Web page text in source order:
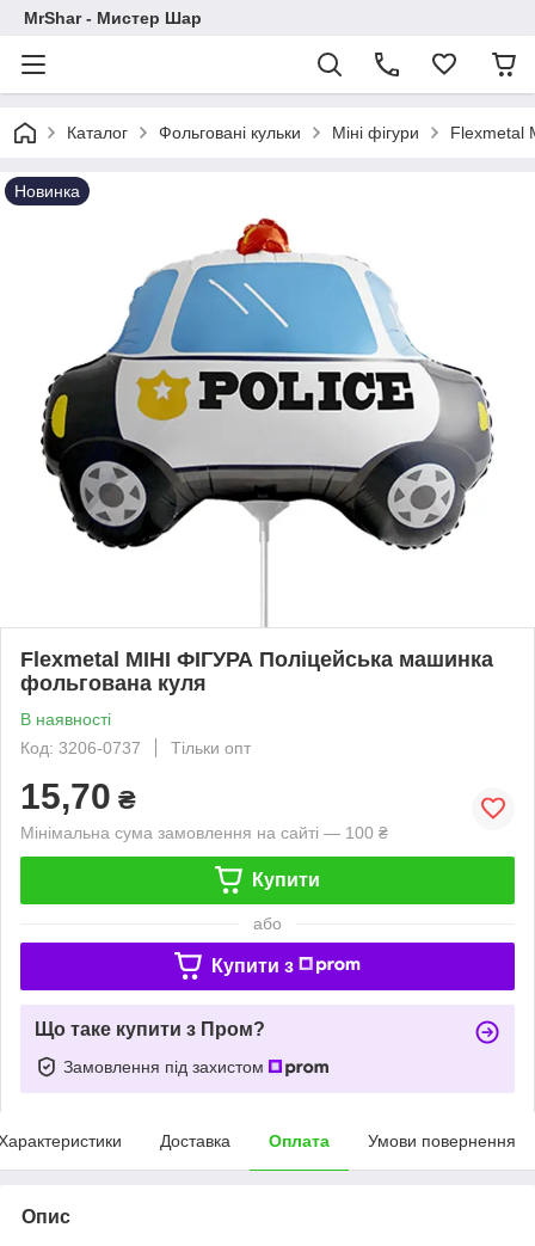
MrShar - Мистер Шар
Каталог Фольговані кульки Міні фігури Flexmetal
Новинка
Flexmetal МІНІ ФІГУРА Поліцейська машинка
фольгована куля
В наявності
Код: 3206-0737
Тільки опт
15,70 ₴
Мінімальна сума замовлення на сайті — 100 ₴
Купити
або
Купити з
Що таке купити з Пром?
Замовлення під захистом
Доставка Оплата Умови повернення
Опис